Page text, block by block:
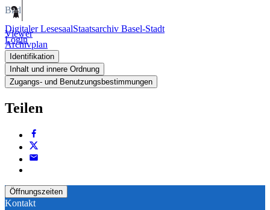
Digitaler LesesaalStaatsarchiv Basel-Stadt
Login
Bild
Viewer
Archivplan
Identifikation
Inhalt und innere Ordnung
Zugangs- und Benutzungsbestimmungen
Teilen
Öffnungszeiten
Kontakt